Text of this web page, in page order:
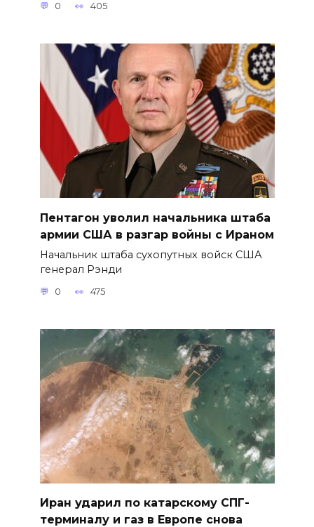
0 405
Пентагон уволил начальника штаба
армии США в разгар войны с Ираном
Начальник штаба сухопутных войск США
генерал Рэнди
0 475
Иран ударил по катарскому СПГ-
терминалу и газ в Европе снова